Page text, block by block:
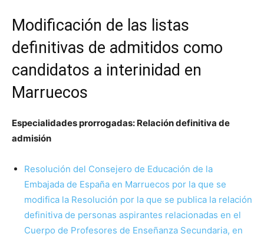
Modificación de las listas
definitivas de admitidos como
candidatos a interinidad en
Marruecos
Especialidades prorrogadas: Relación definitiva de
admisión
Resolución del Consejero de Educación de la
Embajada de España en Marruecos por la que se
modifica la Resolución por la que se publica la relación
definitiva de personas aspirantes relacionadas en el
Cuerpo de Profesores de Enseñanza Secundaria, en